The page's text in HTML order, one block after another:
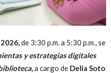
de 3:30 p.m. a 5:30 p.m., se
y estrategias digitales
a cargo de Delia Soto